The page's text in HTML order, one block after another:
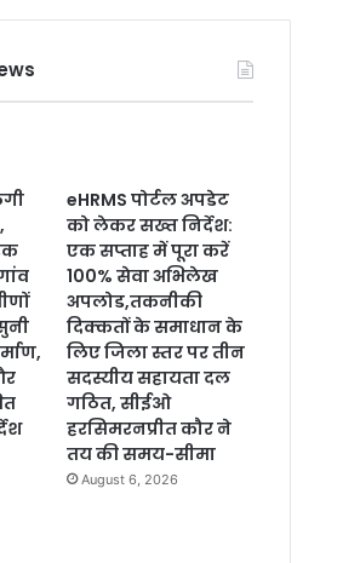
eHRMS पोर्टल अपडेट
को लेकर सख्त निर्देश:
एक सप्ताह में पूरा करें
100% सेवा अभिलेख
अपलोड,तकनीकी
दिक्कतों के समाधान के
लिए जिला स्तर पर तीन
सदस्यीय सहायता दल
गठित, सीईओ
हरसिमरनप्रीत कौर ने
तय की समय-सीमा
August 6, 2026